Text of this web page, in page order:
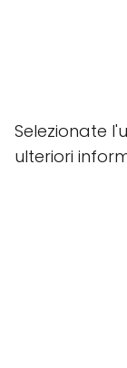
Selezionate
ulteriori